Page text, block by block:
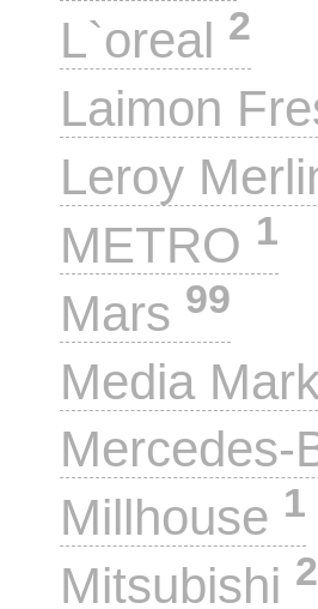
L`oreal 2
Laimon
Leroy
METRO 1
Mars 99
Media
Mercedes-
Millhouse 1
Mitsubishi 2